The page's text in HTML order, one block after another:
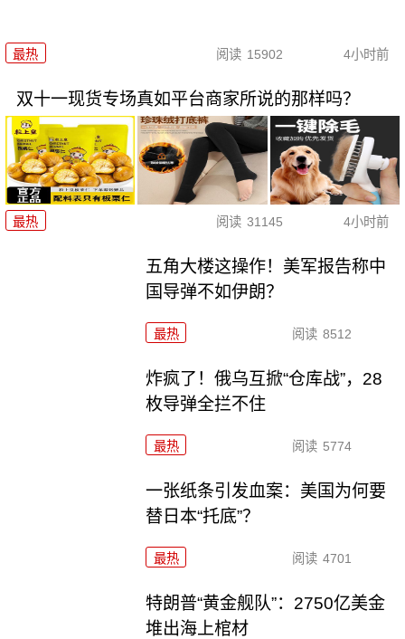
最热 阅读 15902 4小时前
双十一现货专场真如平台商家所说的那样吗？
最热 阅读 31145 4小时前
五角大楼这操作！美军报告称中
国导弹不如伊朗？
最热 阅读 8512
炸疯了！俄乌互掀“仓库战”，28
枚导弹全拦不住
最热 阅读 5774
一张纸条引发血案：美国为何要
替日本“托底”？
最热 阅读 4701
特朗普“黄金舰队”：2750亿美金
堆出海上棺材